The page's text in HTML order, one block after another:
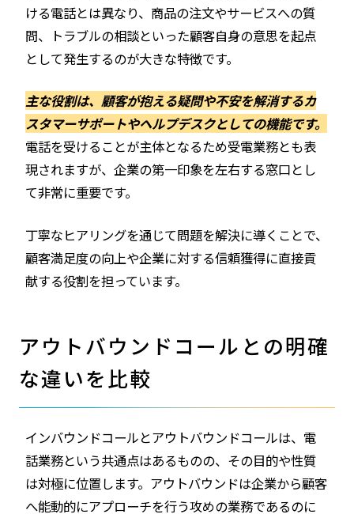
ける電話とは異なり、商品の注文やサービスへの質
問、トラブルの相談といった顧客自身の意思を起点
として発生するのが大きな特徴です。
主な役割は、顧客が抱える疑問や不安を解消するカ
スタマーサポートやヘルプデスクとしての機能です。
電話を受けることが主体となるため受電業務とも表
現されますが、企業の第一印象を左右する窓口とし
て非常に重要です。
丁寧なヒアリングを通じて問題を解決に導くことで、
顧客満足度の向上や企業に対する信頼獲得に直接貢
献する役割を担っています。
アウトバウンドコールとの明確
な違いを比較
インバウンドコールとアウトバウンドコールは、電
話業務という共通点はあるものの、その目的や性質
は対極に位置します。アウトバウンドは企業から顧客
へ能動的にアプローチを行う攻めの業務であるのに